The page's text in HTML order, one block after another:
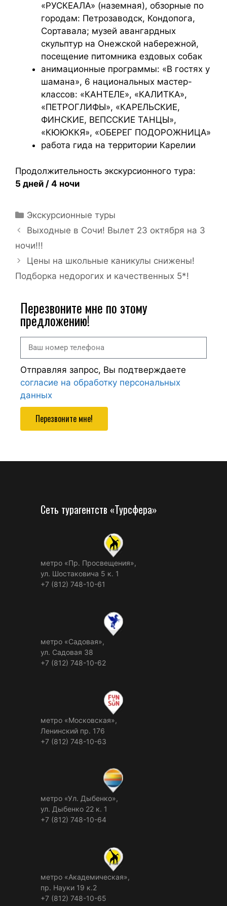
«РУСКЕАЛА» (наземная), обзорные по
городам: Петрозаводск, Кондопога,
Сортавала; музей авангардных
скульптур на Онежской набережной,
посещение питомника ездовых собак
анимационные программы: «В гостях у
шамана», 6 национальных мастер-
классов: «КАНТЕЛЕ», «КАЛИТКА»,
«ПЕТРОГЛИФЫ», «КАРЕЛЬСКИЕ,
ФИНСКИЕ, ВЕПССКИЕ ТАНЦЫ»,
«КЮЮККЯ», «ОБЕРЕГ ПОДОРОЖНИЦА»
работа гида на территории Карелии
Продолжительность экскурсионного тура:
5 дней / 4 ночи
Экскурсионные туры
Выходные в Сочи! Вылет 23 октября на 3
ночи!!!
Цены на школьные каникулы снижены!
Подборка недорогих и качественных 5*!
Перезвоните мне по этому
предложению!
Отправляя запрос, Вы подтверждаете
согласие на обработку персональных
данных
Перезвоните мне!
Сеть турагентств «Турсфера»
метро «Пр. Просвещения»,
ул. Шостаковича 5 к. 1
+7 (812) 748-10-61
метро «Садовая»,
ул. Садовая 38
+7 (812) 748-10-62
метро «Московская»,
Ленинский пр. 176
+7 (812) 748-10-63
метро «Ул. Дыбенко»,
ул. Дыбенко 22 к. 1
+7 (812) 748-10-64
метро «Академическая»,
пр. Науки 19 к.2
+7 (812) 748-10-65